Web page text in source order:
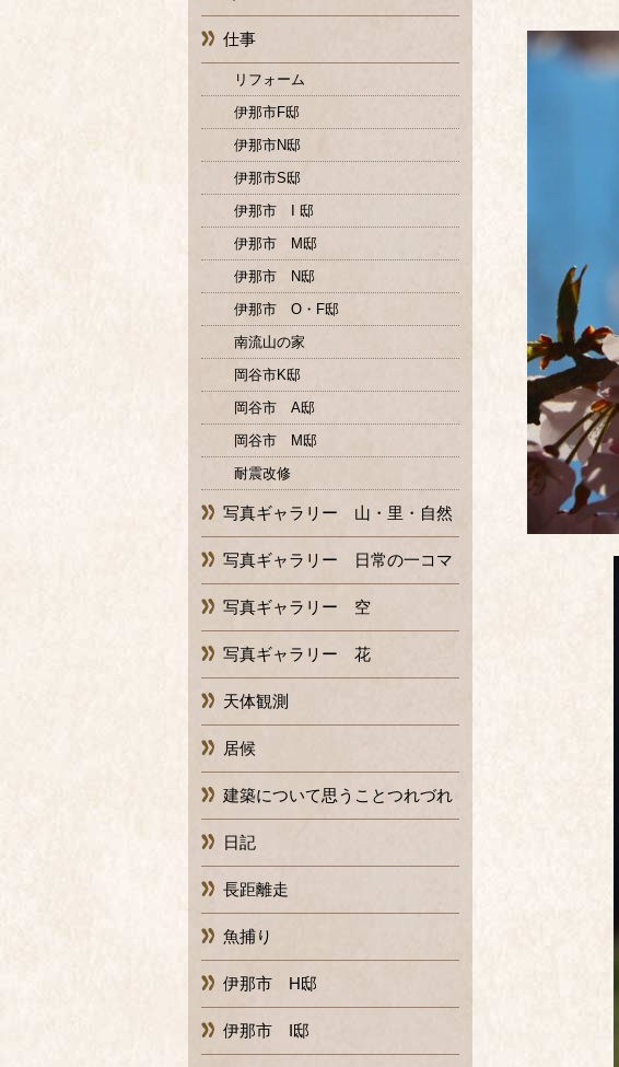
仕事
リフォーム
伊那市F邸
伊那市N邸
伊那市S邸
伊那市 I 邸
伊那市 M邸
伊那市 N邸
伊那市 O・F邸
南流山の家
岡谷市K邸
岡谷市 A邸
岡谷市 M邸
耐震改修
写真ギャラリー 山・里・自然
写真ギャラリー 日常の一コマ
写真ギャラリー 空
写真ギャラリー 花
天体観測
居候
建築について思うことつれづれ
日記
長距離走
魚捕り
伊那市 H邸
伊那市 I邸